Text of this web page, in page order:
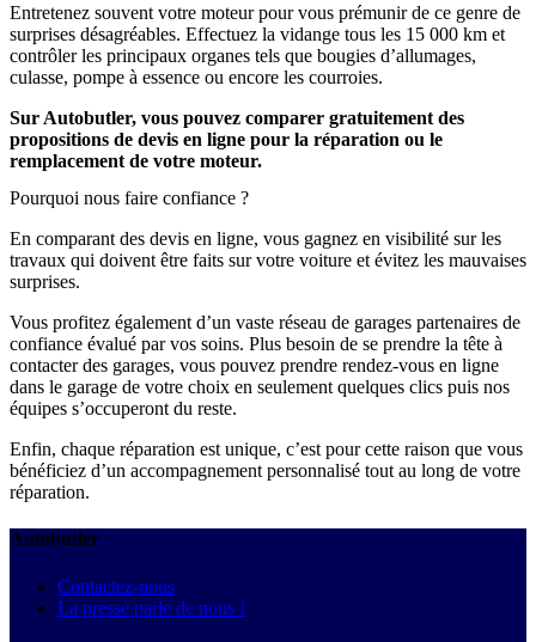
Entretenez souvent votre moteur pour vous prémunir de ce genre de
surprises désagréables. Effectuez la vidange tous les 15 000 km et
contrôler les principaux organes tels que bougies d’allumages,
culasse, pompe à essence ou encore les courroies.
Sur Autobutler, vous pouvez comparer gratuitement des
propositions de devis en ligne pour la réparation ou le
remplacement de votre moteur.
Pourquoi nous faire confiance ?
En comparant des devis en ligne, vous gagnez en visibilité sur les
travaux qui doivent être faits sur votre voiture et évitez les mauvaises
surprises.
Vous profitez également d’un vaste réseau de garages partenaires de
confiance évalué par vos soins. Plus besoin de se prendre la tête à
contacter des garages, vous pouvez prendre rendez-vous en ligne
dans le garage de votre choix en seulement quelques clics puis nos
équipes s’occuperont du reste.
Enfin, chaque réparation est unique, c’est pour cette raison que vous
bénéficiez d’un accompagnement personnalisé tout au long de votre
réparation.
Autobutler
Contactez-nous
La presse parle de nous !